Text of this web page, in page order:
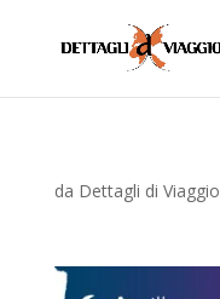
da Dettagli di Viaggio